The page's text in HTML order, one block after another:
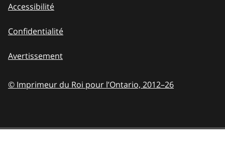
Accessibilité
Confidentialité
Avertissement
© Imprimeur du Roi pour l’Ontario, 2012–26